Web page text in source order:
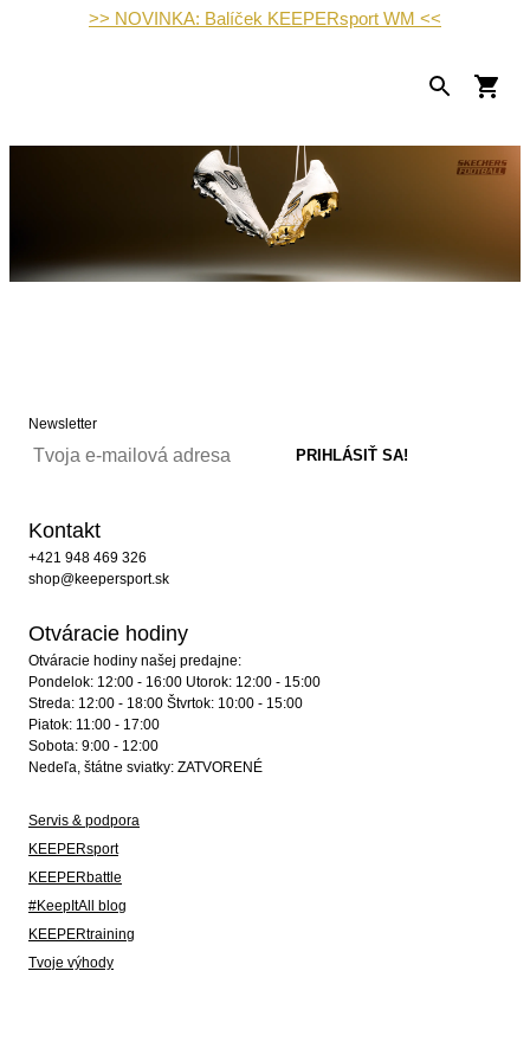
>> NOVINKA: Balíček KEEPERsport WM <<
Newsletter
Kontakt
+421 948 469 326
shop@keepersport.sk
Otváracie hodiny
Otváracie hodiny našej predajne:
Pondelok: 12:00 - 16:00 Utorok: 12:00 - 15:00
Streda: 12:00 - 18:00 Štvrtok: 10:00 - 15:00
Piatok: 11:00 - 17:00
Sobota: 9:00 - 12:00
Nedeľa, štátne sviatky: ZATVORENÉ
Servis & podpora
KEEPERsport
KEEPERbattle
#KeepItAll blog
KEEPERtraining
Tvoje výhody